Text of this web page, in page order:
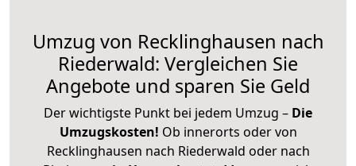
Umzug von Recklinghausen nach
Riederwald: Vergleichen Sie
Angebote und sparen Sie Geld
Der wichtigste Punkt bei jedem Umzug – Die
Umzugskosten! Ob innerorts oder von
Recklinghausen nach Riederwald oder nach